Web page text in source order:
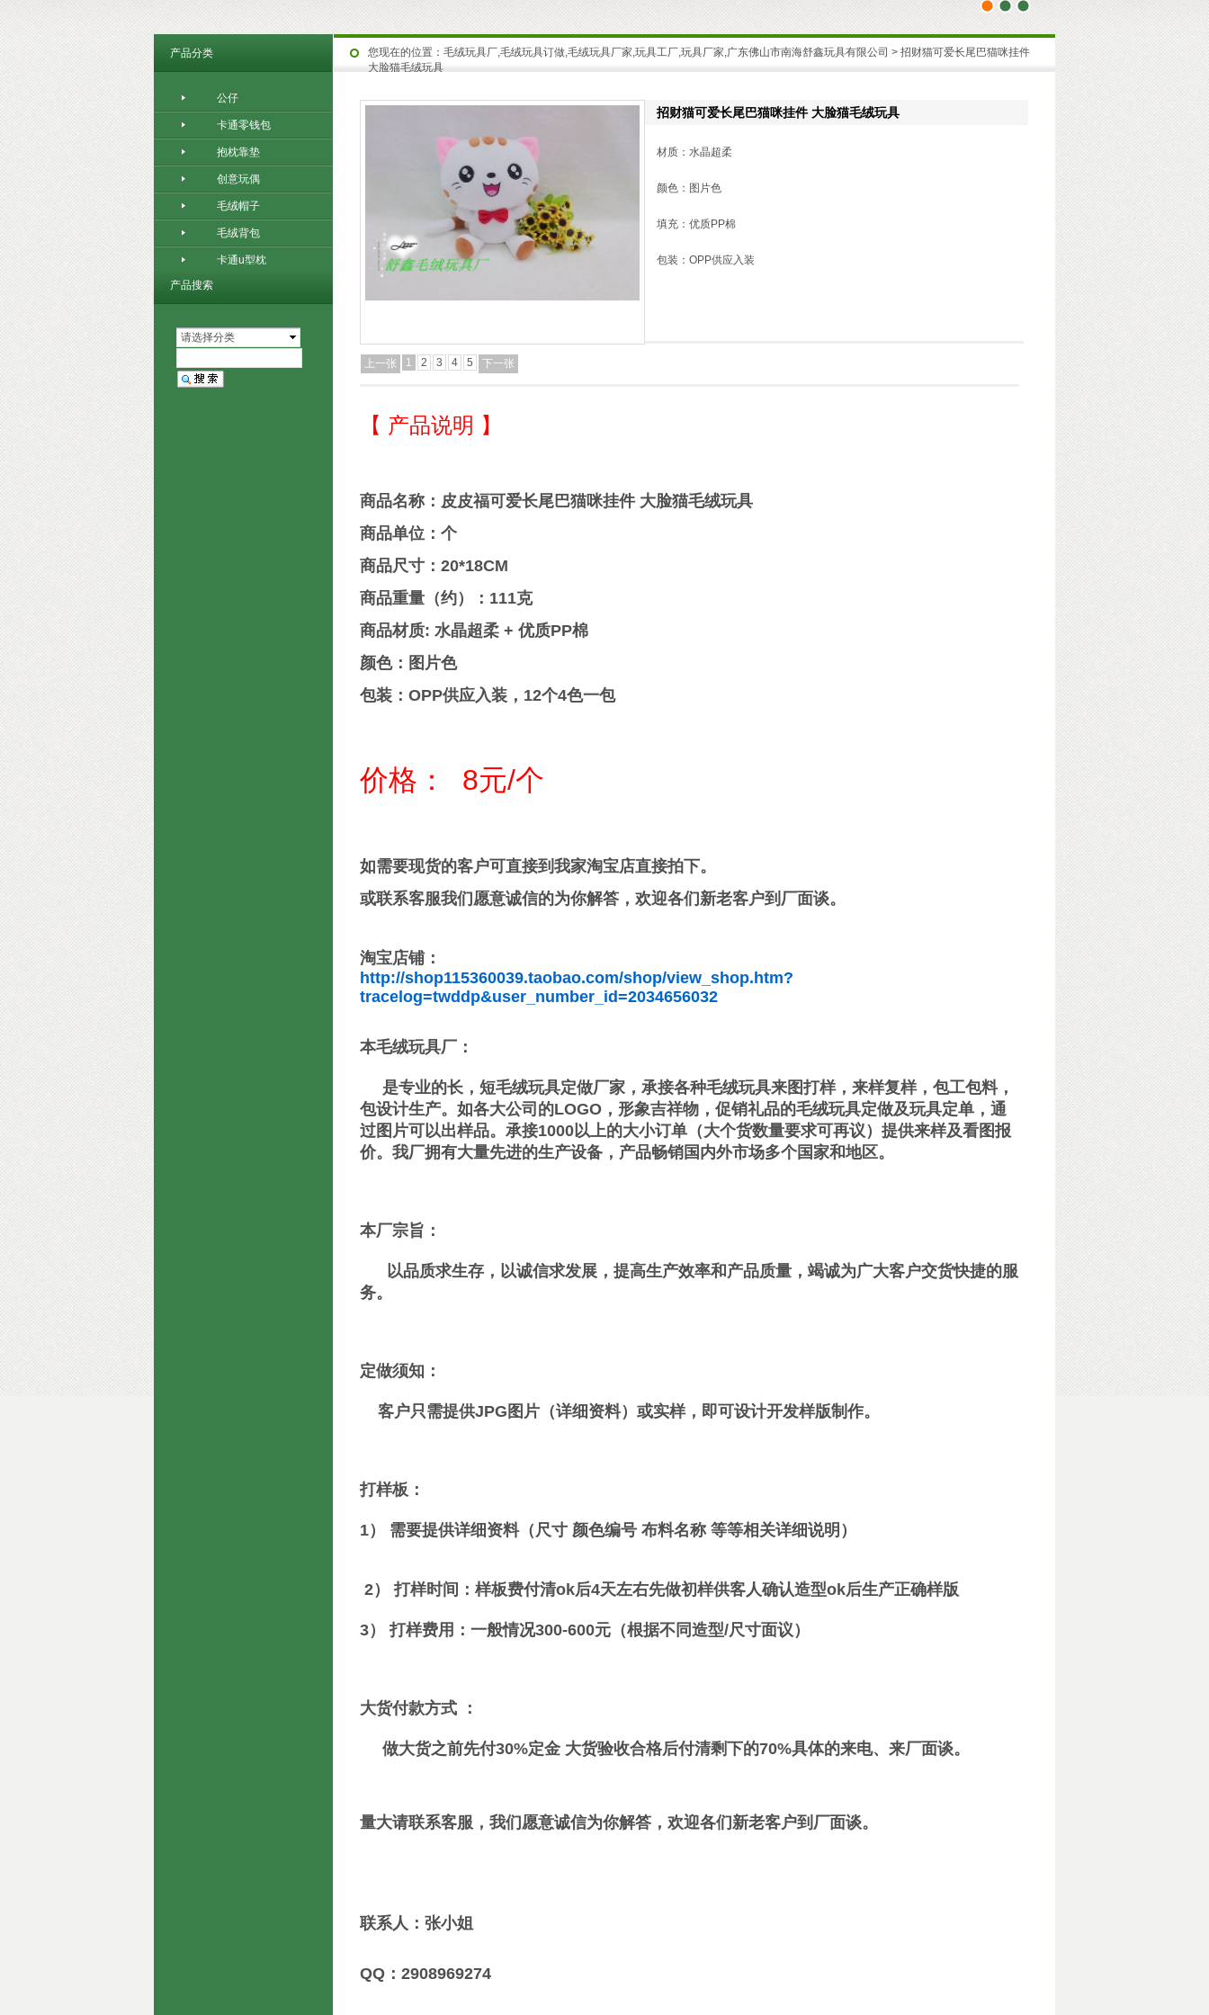
产品搜索
请选择分类
您现在的位置： 毛绒玩具厂,毛绒玩具订做,毛绒玩具厂家,玩具工厂,玩具厂家,广东佛山市南海舒鑫玩具有限公司 > 招财猫可爱长尾巴猫咪挂件
大脸猫毛绒玩具
上一张 1 2 3 4 5 下一张
招财猫可爱长尾巴猫咪挂件 大脸猫毛绒玩具
材质：水晶超柔
颜色：图片色
填充：优质PP棉
包装：OPP供应入装
【 产品说明 】
商品名称：皮皮福可爱长尾巴猫咪挂件 大脸猫毛绒玩具
商品单位：个
商品尺寸：20*18CM
商品重量（约）：111克
商品材质: 水晶超柔 + 优质PP棉
颜色：图片色
包装：OPP供应入装，12个4色一包
价格： 8元/个
如需要现货的客户可直接到我家淘宝店直接拍下。
或联系客服我们愿意诚信的为你解答，欢迎各们新老客户到厂面谈。
淘宝店铺：
http://shop115360039.taobao.com/shop/view_shop.htm?
tracelog=twddp&user_number_id=2034656032
本毛绒玩具厂：
是专业的长，短毛绒玩具定做厂家，承接各种毛绒玩具来图打样，来样复样，包工包料，
包设计生产。如各大公司的LOGO，形象吉祥物，促销礼品的毛绒玩具定做及玩具定单，通
过图片可以出样品。承接1000以上的大小订单（大个货数量要求可再议）提供来样及看图报
价。我厂拥有大量先进的生产设备，产品畅销国内外市场多个国家和地区。
本厂宗旨：
以品质求生存，以诚信求发展，提高生产效率和产品质量，竭诚为广大客户交货快捷的服
务。
定做须知：
客户只需提供JPG图片（详细资料）或实样，即可设计开发样版制作。
打样板：
1） 需要提供详细资料（尺寸 颜色编号 布料名称 等等相关详细说明）
2） 打样时间：样板费付清ok后4天左右先做初样供客人确认造型ok后生产正确样版
3） 打样费用：一般情况300-600元（根据不同造型/尺寸面议）
大货付款方式 ：
做大货之前先付30%定金 大货验收合格后付清剩下的70%具体的来电、来厂面谈。
量大请联系客服，我们愿意诚信为你解答，欢迎各们新老客户到厂面谈。
联系人：张小姐
QQ：2908969274
产品分类
公仔
卡通零钱包
抱枕靠垫
创意玩偶
毛绒帽子
毛绒背包
卡通u型枕